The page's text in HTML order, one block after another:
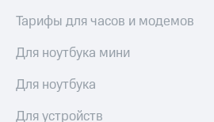
Реквизиты
Контакты
развитие
деловая этика
На главную
Тарифы для часов и модемов
Для ноутбука мини
Для ноутбука
Для устройств